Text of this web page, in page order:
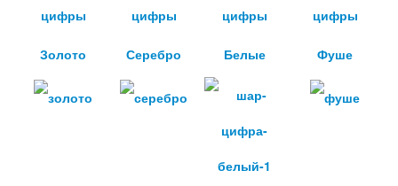
цифры
Золото
цифры
Серебро
цифры
Белые
цифры
Фуше